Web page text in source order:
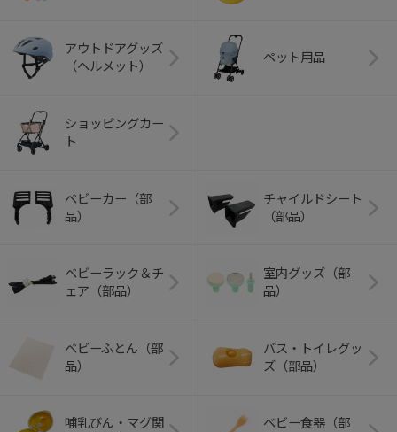
アウトドアグッズ
（ヘルメット）
ペット用品
ショッピングカー
ト
ベビーカー（部
品）
チャイルドシート
（部品）
ベビーラック＆チ
ェア（部品）
室内グッズ（部
品）
ベビーふとん（部
品）
バス・トイレグッ
ズ（部品）
哺乳びん・マグ関
ベビー食器（部